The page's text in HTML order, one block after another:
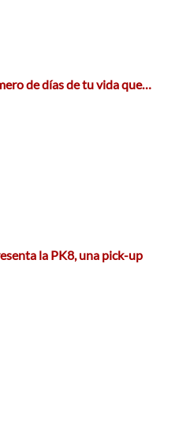
de días de tu vida que…
la PK8, una pick-up